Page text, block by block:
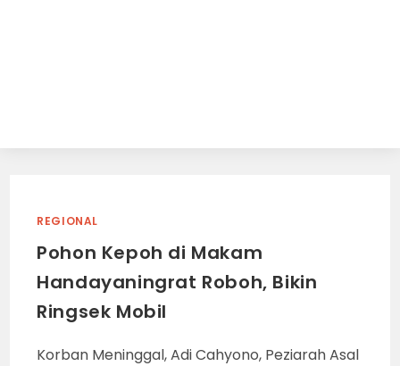
REGIONAL
Pohon Kepoh di Makam
Handayaningrat Roboh, Bikin
Ringsek Mobil
Korban Meninggal, Adi Cahyono, Peziarah Asal